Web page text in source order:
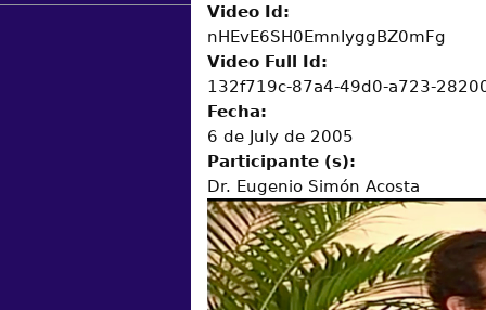
Video Id:
nHEvE6SH0EmnIyggBZ0mFg
Video Full Id:
132f719c-87a4-49d0-a723-
Fecha:
6 de July de 2005
Participante (s):
Dr. Eugenio Simón Acosta